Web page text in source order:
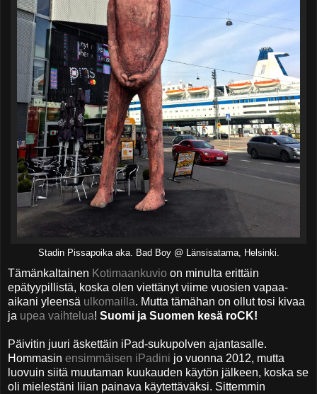
Stadin Pissapoika aka. Bad Boy @ Länsisatama, Helsinki.
Tämänkaltainen Kotimaankuvio on minulta erittäin
epätyypillistä, koska olen viettänyt viime vuosien vapaa-
aikani yleensä ulkomailla. Mutta tämähan on ollut tosi kivaa
ja upea vaihtelua! Suomi ja Suomen kesä roCK!
Päivitin juuri äskettäin iPad-sukupolven ajantasalle.
Hommasin ensimmäisen iPadini jo vuonna 2012, mutta
luovuin siitä muutaman kuukauden käytön jälkeen, koska se
oli mielestäni liian painava käytettäväksi. Sittemmin